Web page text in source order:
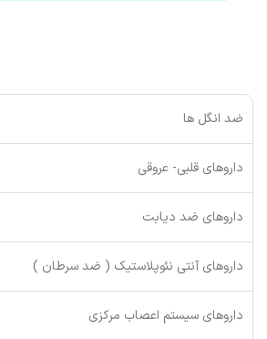
ضد انگل ها
داروهای قلبی- عروقی
داروهای ضد دیابت
داروهای آنتی نئوپلاستیک ( ضد سرطان )
داروهای سیستم اعصاب مرکزی